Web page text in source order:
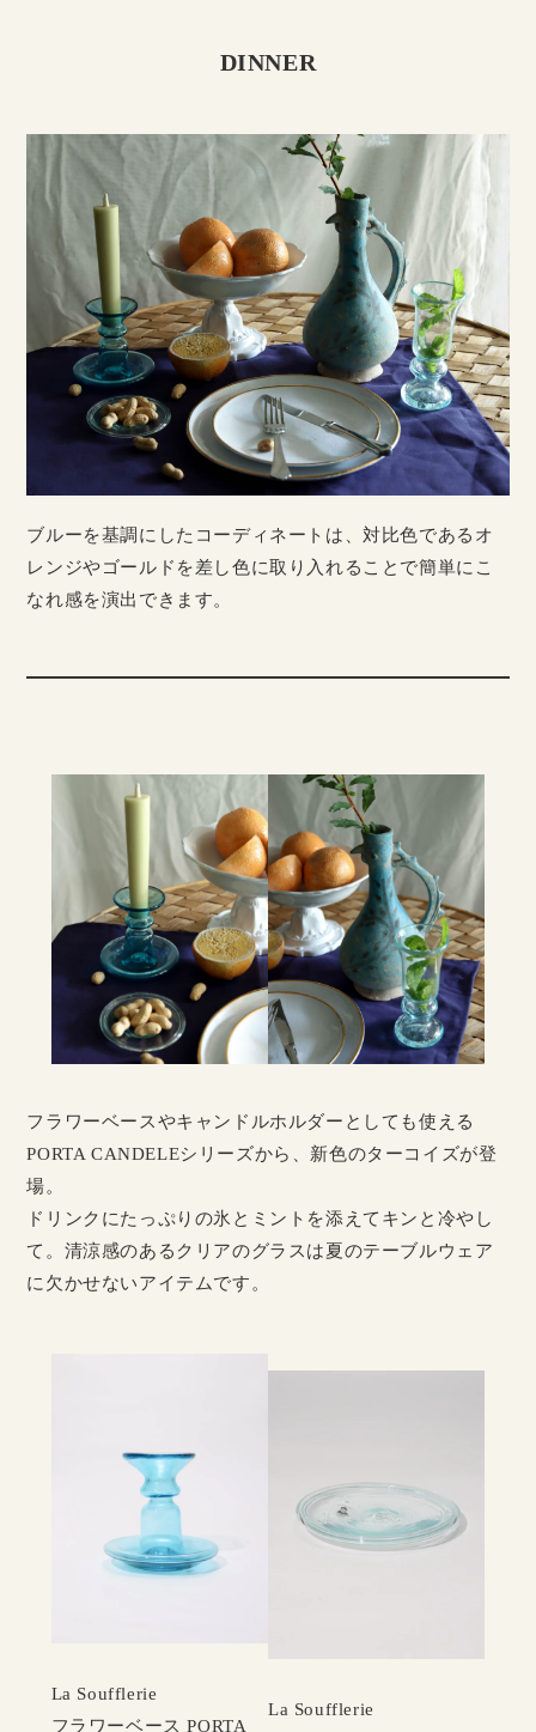
DINNER
ブルーを基調にしたコーディネートは、対比色であるオ
レンジやゴールドを差し色に取り入れることで簡単にこ
なれ感を演出できます。
フラワーベースやキャンドルホルダーとしても使える
PORTA CANDELEシリーズから、新色のターコイズが登
場。
ドリンクにたっぷりの氷とミントを添えてキンと冷やし
て。清涼感のあるクリアのグラスは夏のテーブルウェア
に欠かせないアイテムです。
La Soufflerie
フラワーベース PORTA
La Soufflerie